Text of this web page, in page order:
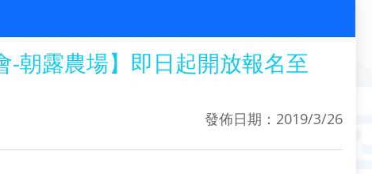
朝露農場】即日起開放報名至
發佈日期：2019/3/26